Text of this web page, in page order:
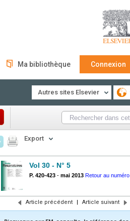
Ma bibliothèque Connexion
Autres sites Elsevier
Export
Vol 30 - N° 5
P. 420-423 - mai 2013 Retour au numéro
Article précédent | Article suivant